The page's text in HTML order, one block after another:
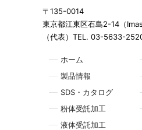
〒135-0014
東京都江東区石島2-14（
（代表）TEL. 03-5633-
ホーム
製品情報
SDS・カタログ
粉体受託加工
液体受託加工